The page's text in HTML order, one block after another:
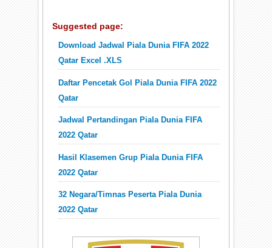
Suggested page:
Download Jadwal Piala Dunia FIFA 2022
Qatar Excel .XLS
Daftar Pencetak Gol Piala Dunia FIFA 2022
Qatar
Jadwal Pertandingan Piala Dunia FIFA
2022 Qatar
Hasil Klasemen Grup Piala Dunia FIFA
2022 Qatar
32 Negara/Timnas Peserta Piala Dunia
2022 Qatar